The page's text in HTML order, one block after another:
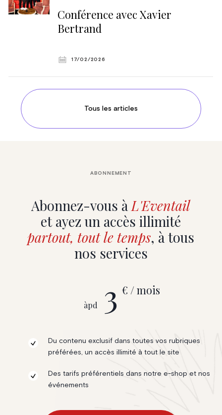
Conférence avec Xavier
Bertrand
17/02/2026
Tous les articles
Abonnez-vous àL'Eventail
et ayez un accès illimité
partout, tout le temps, à tous
nos services
ABONNEMENT
àpd 3 € / mois
Du contenu exclusif dans toutes vos rubriques
préférées, un accès illimité à tout le site
Des tarifs préférentiels dans notre e-shop et nos
événements